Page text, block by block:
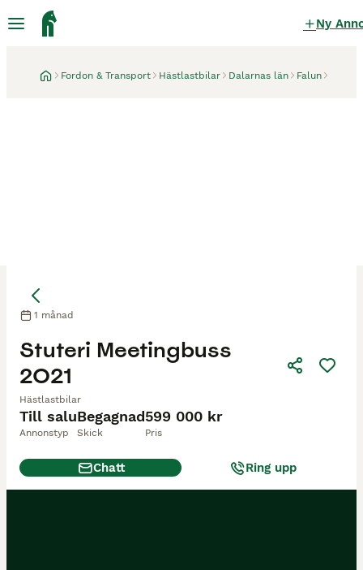
Ny
Fordon & Transport Hästlastbilar Dalarnas län Falun
Till salu
Annonstyp
Begagnad
Skick
599 000 kr
Pris
Stuteri Meetingbuss
2021
Hästlastbilar
1 månad
Chatt Ring upp